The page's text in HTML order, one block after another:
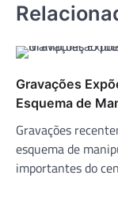
Gravações
Esquema de
Gravações
esquema de
importantes do